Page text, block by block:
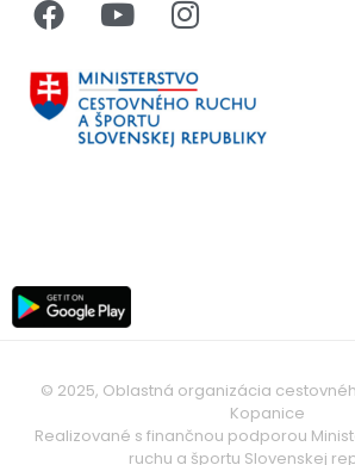
© 2025, Oblastná organizácia
Kopanice
Realizované s finančnou podporou
ruchu a športu Slovenskej